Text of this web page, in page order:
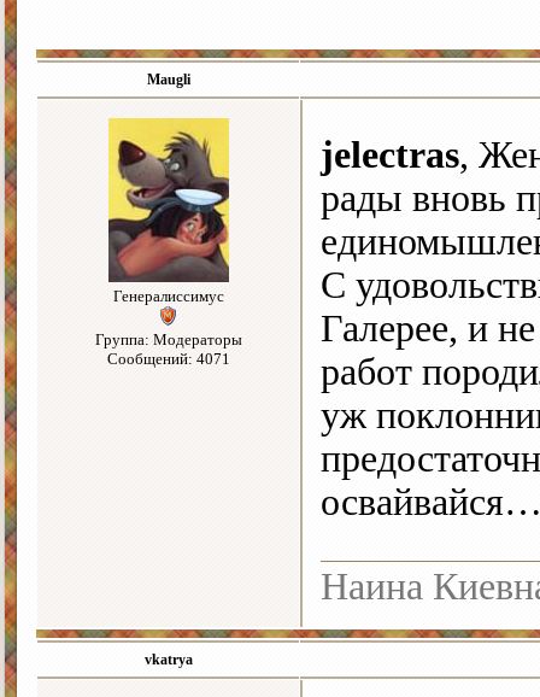
Maugli
Генералиссимус
Группа: Модераторы
Сообщений: 4071
jelectras,
рады вновь
С
Галерее, и
работ
уж
Наина
vkatrya